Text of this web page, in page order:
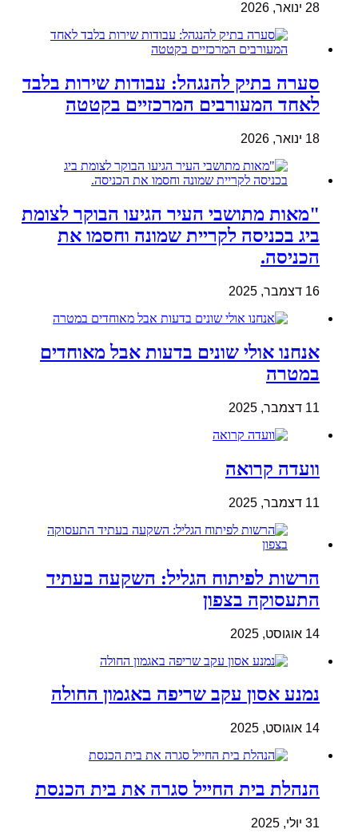
28 ינואר, 2026
סערה בתיק להנגהל: עבודות שירות בלבד
לאחד המעורבים המרכזיים בקטטה
18 ינואר, 2026
"מאות מתושבי העיר הגיעו הבוקר לצומת
ביג בכניסה לקריית שמונה וחסמו את
הכניסה.
16 דצמבר, 2025
אנחנו אולי שונים בדעות אבל מאוחדים
במטרה
11 דצמבר, 2025
וועדה קרואה
11 דצמבר, 2025
הרשות לפיתוח הגליל: השקעה בעתיד
התעסוקה בצפון
14 אוגוסט, 2025
נמנע אסון עקב שריפה באגמון החולה
14 אוגוסט, 2025
הנהלת בית החייל סגרה את בית הכנסת
31 יולי, 2025